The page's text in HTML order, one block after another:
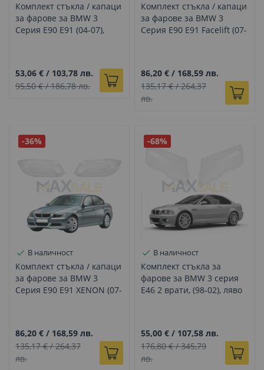
Комплект стъкла / капаци
за фарове за BMW 3
Серия E90 E91 (04-07),
53,06 € / 103,78 лв.
95,50 €/186,78 лв.
Комплект стъкла / капаци
за фарове за BMW 3
Серия E90 E91 Facelift (07-
86,20 € / 168,59 лв.
135,17 €/264,37
лв.
-36%
В наличност
Комплект стъкла / капаци
за фарове за BMW 3
Серия E90 E91 XENON (07-
86,20 € / 168,59 лв.
135,17 €/264,37
лв.
-68%
В наличност
Комплект стъкла за
фарове за BMW 3 серия
E46 2 врати, (98-02), ляво
55,00 € / 107,58 лв.
176,80 €/345,79
лв.